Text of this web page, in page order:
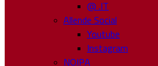
@ .IT
Allende Social
Youtube
Instagram
NOIPA